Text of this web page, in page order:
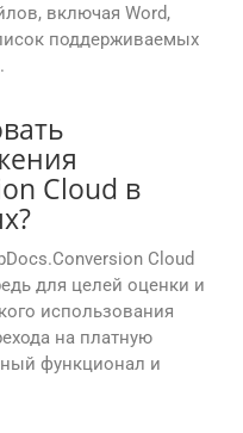
включая Word,
поддерживаемых
Cloud в
Cloud
для целей оценки и
использования
на платную
функционал и